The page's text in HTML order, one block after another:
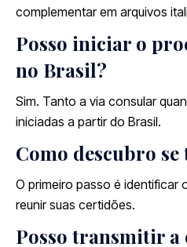
complementar em arquivos
Posso iniciar o
no Brasil?
Sim. Tanto a via consular
iniciadas a partir do Brasil.
Como descubro
O primeiro passo é identificar
reunir suas certidões.
Posso transmitir a